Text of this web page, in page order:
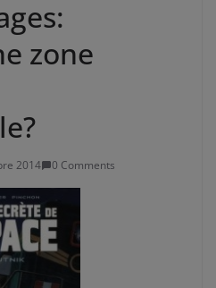
zone
2014 0 Comments